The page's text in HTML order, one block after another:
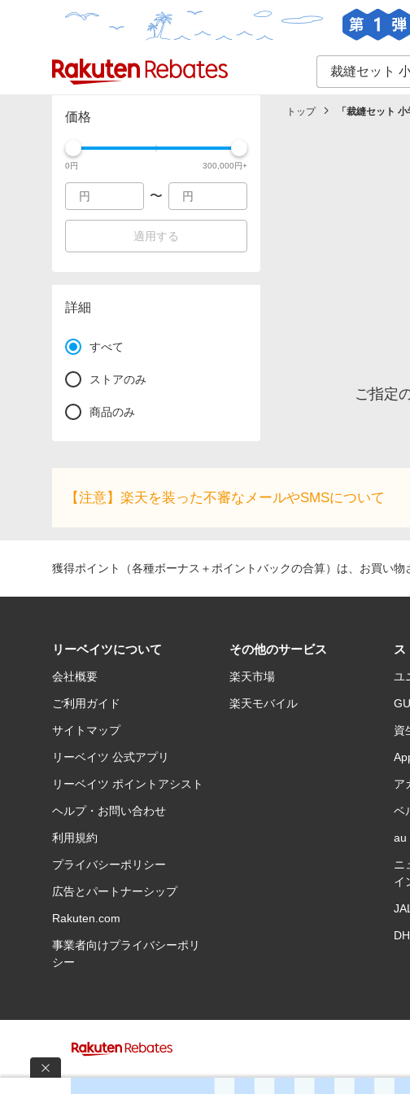
カテゴリー一覧 イベント一覧
価格
0円 300,000円+
〜
適用する
詳細
すべて
ストアのみ
商品のみ
トップ 「 裁縫セット 小
ご指定
【注意】楽天を装った不審なメールやSMSについて
獲得ポイント（各種ボーナス＋ポイントバックの合算）は、お買い
リーベイツについて
会社概要
ご利用ガイド
サイトマップ
リーベイツ 公式アプリ
リーベイツ ポイントアシスト
ヘルプ・お問い合わせ
利用規約
プライバシーポリシー
広告とパートナーシップ
Rakuten.com
事業者向けプライバシーポリ
シー
その他のサービス
楽天市場
楽天モバイル
ス
ユ
資
ア
ベ
au
ニ
イ